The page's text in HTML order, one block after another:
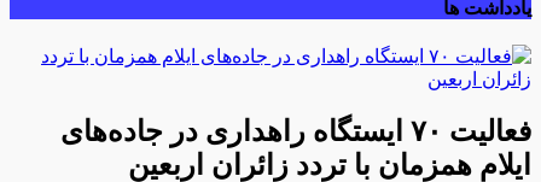
یادداشت ها
فعالیت ۷۰ ایستگاه راهداری در جاده‌های
ایلام همزمان با تردد زائران اربعین